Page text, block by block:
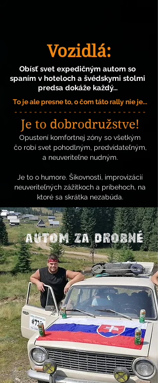
Vozidlá:
Obísť svet expedičným autom so
spaním v hoteloch a švédskymi stolmi
predsa dokáže každý...
To je ale presne to, o čom táto rally nie je...
- - - - - - - - - - - - - - - - - - - - - - - - - - -
Je to dobrodružstve!
Opustení komfortnej zóny so všetkým
čo robí svet pohodlným, predvídateľným,
a neuveriteľne nudným.
Je to o humore. Šikovnosti, improvizácií
neuveriteľných zážitkoch a príbehoch, na
ktoré sa skrátka nezabúda.
Autom za drobné